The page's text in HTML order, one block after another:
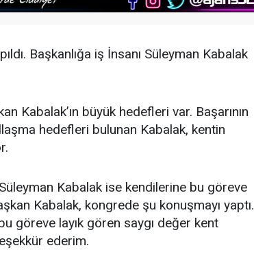
Başkanlığa iş İnsanı Süleyman Kabalak
Kabalak’ın büyük hedefleri var. Başarının
hedefleri bulunan Kabalak, kentin
Kabalak ise kendilerine bu göreve
Kabalak, kongrede şu konuşmayı yaptı.
göreve layık gören saygı değer kent
ederim.